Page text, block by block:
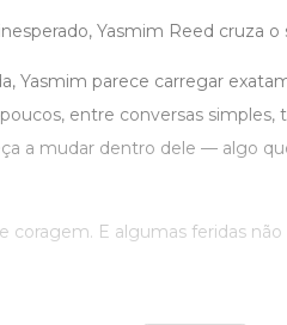
Yasmim Reed cruza o
Yasmim parece carregar
entre conversas simples,
a mudar dentro dele — algo
coragem. E algumas feridas